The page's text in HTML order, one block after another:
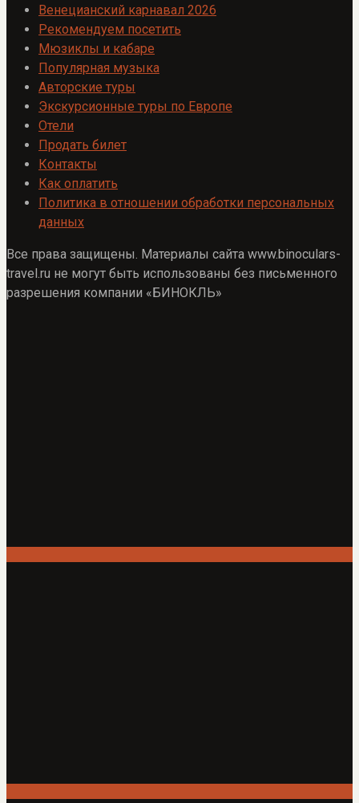
Венецианский карнавал 2026
Рекомендуем посетить
Мюзиклы и кабаре
Популярная музыка
Авторские туры
Экскурсионные туры по Европе
Отели
Продать билет
Контакты
Как оплатить
Политика в отношении обработки персональных
данных
Все права защищены. Материалы сайта www.binoculars-
travel.ru не могут быть использованы без письменного
разрешения компании «БИНОКЛЬ»